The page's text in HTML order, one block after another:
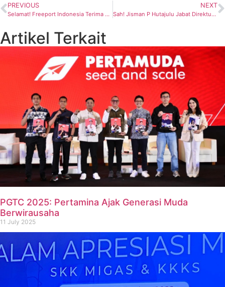
PREVIOUS
Selamat! Freeport Indonesia Terima SAR Award 2023
NEXT
Sah! Jisman P Hutajulu Jabat Direktur Jenderal Ketenagalistrikan
Artikel Terkait
PGTC 2025: Pertamina Ajak Generasi Muda
Berwirausaha
11 July 2025